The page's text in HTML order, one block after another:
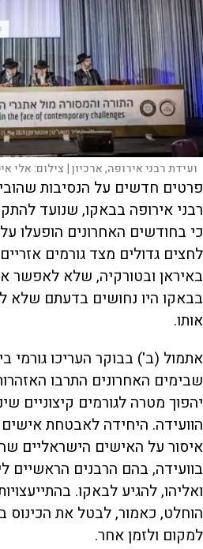
ועידת רבני אירופה, ארכיון | צילום:אלי
פרטים חדשים על הנסיבות
רבני אירופה בבאקו, שנועד
כי בחודשים האחרונים הופעלו
לחצים גדולים מצד גורמים
באיראן ובטורקיה, שלא לאפשר
בבאקו היו נחושים בדעתם שלא
אותו.
אתמול (ב') בבוקר העריכו גורמי
שבימים האחרונים התרבו
יהפוך מטרה לגורמים קיצוניים
הוועידה. היחידה לאבטחת
איסור על האישים הישראליים
בוועידה, בהם הרבנים הראשיים
ואליהו, להגיע לבאקו.
הוחלט, כאמור, לבטל את הכינוס
למקום ולזמן אחר.